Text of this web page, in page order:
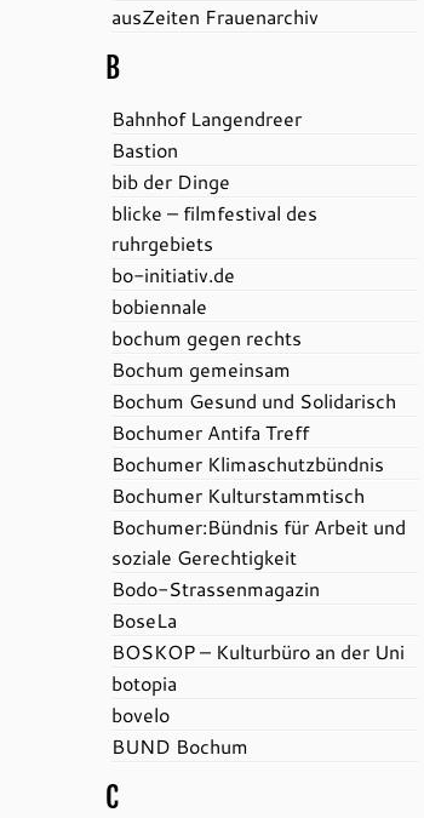
ausZeiten Frauenarchiv
B
Bahnhof Langendreer
Bastion
bib der Dinge
blicke – filmfestival des
ruhrgebiets
bo-initiativ.de
bobiennale
bochum gegen rechts
Bochum gemeinsam
Bochum Gesund und Solidarisch
Bochumer Antifa Treff
Bochumer Klimaschutzbündnis
Bochumer Kulturstammtisch
Bochumer:Bündnis für Arbeit und
soziale Gerechtigkeit
Bodo-Strassenmagazin
BoseLa
BOSKOP – Kulturbüro an der Uni
botopia
bovelo
BUND Bochum
C